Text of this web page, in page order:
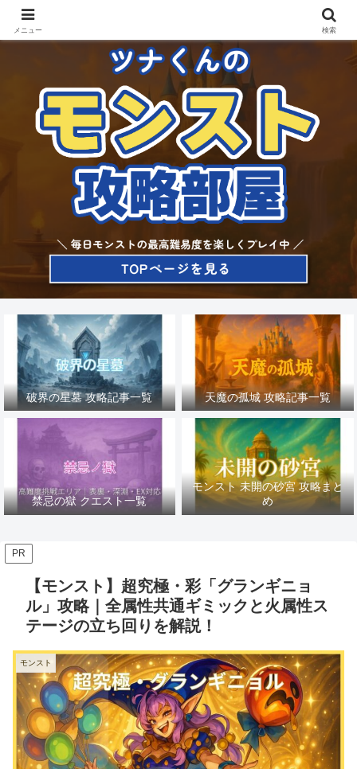
破界の星墓 攻略記事一覧 天魔の孤城 攻略記事一覧
禁忌の獄 クエスト一覧
モンスト 未開の砂宮 攻略まと
め
PR
【モンスト】超究極・彩「グランギニョ
ル」攻略｜全属性共通ギミックと火属性ス
テージの立ち回りを解説！
モンスト
メニュー 検索